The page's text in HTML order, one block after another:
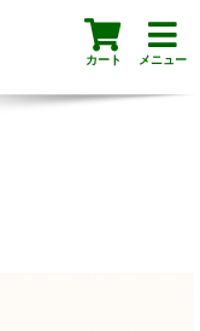
カート メニュー